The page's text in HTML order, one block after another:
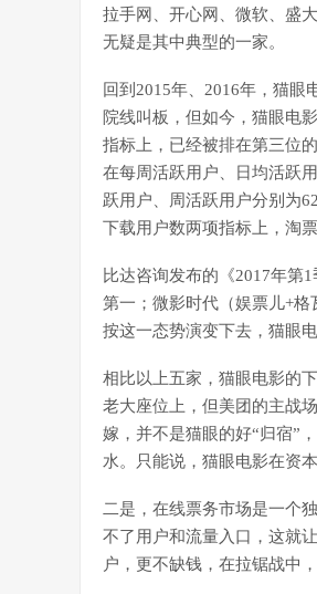
拉手网、开心网、微软、盛
无疑是其中典型的一家。
回到2015年、2016年，猫
院线叫板，但如今，猫眼电
指标上，已经被排在第三位
在每周活跃用户、日均活跃
跃用户、周活跃用户分别为
下载用户数两项指标上，淘
比达咨询发布的《2017年第
第一；微影时代（娱票儿+
按这一态势演变下去，猫眼
相比以上五家，猫眼电影的
老大座位上，但美团的主战
嫁，并不是猫眼的好“归宿”
水。只能说，猫眼电影在资
二是，在线票务市场是一个
不了用户和流量入口，这就
户，更不缺钱，在拉锯战中